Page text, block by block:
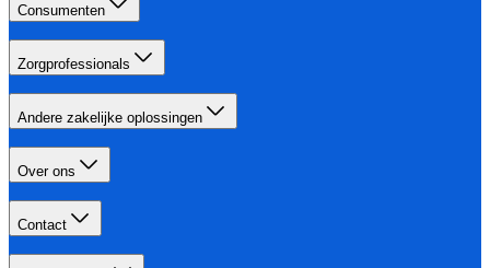
Consumenten
Zorgprofessionals
Andere zakelijke oplossingen
Over ons
Contact